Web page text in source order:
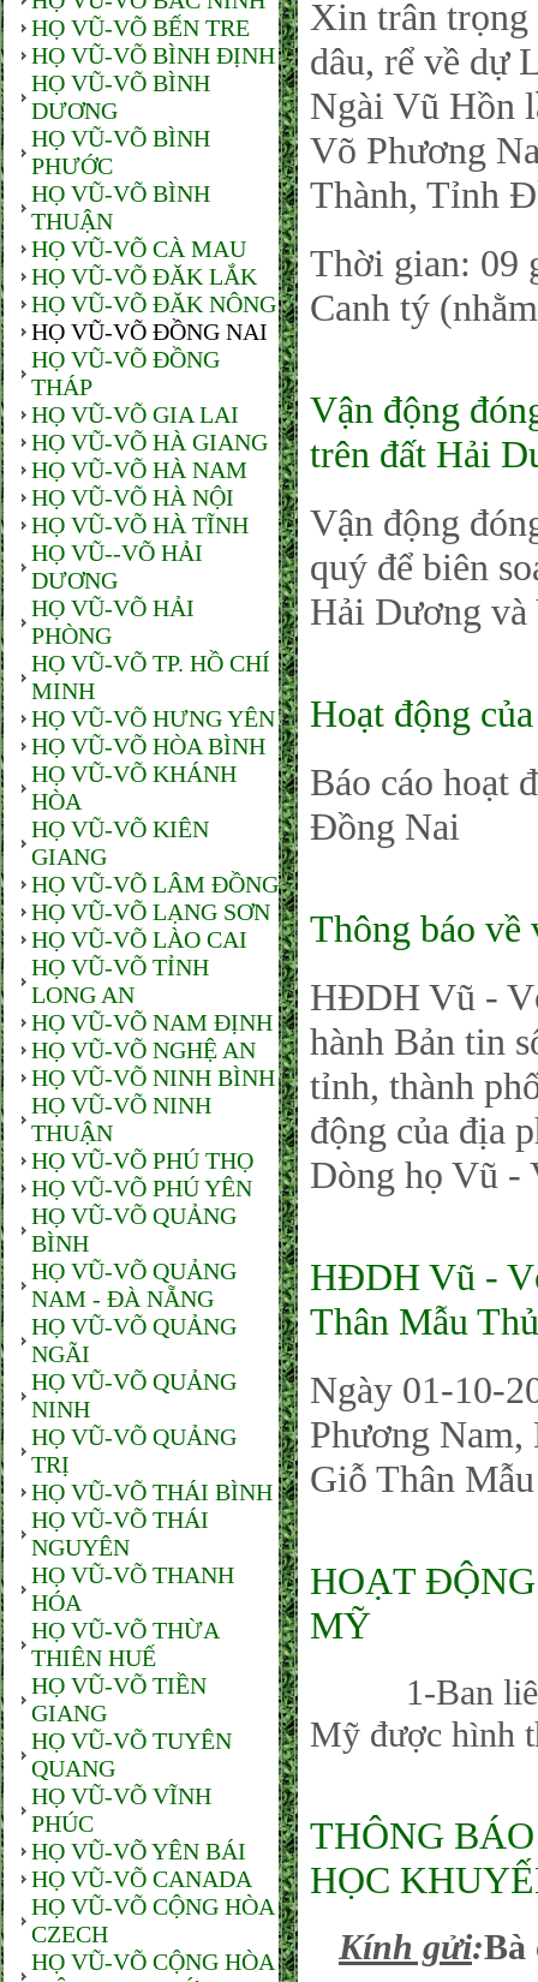
HỌ VŨ-VÕ BẾN TRE
HỌ VŨ-VÕ BÌNH ĐỊNH
HỌ VŨ-VÕ BÌNH
DƯƠNG
HỌ VŨ-VÕ BÌNH
PHƯỚC
HỌ VŨ-VÕ BÌNH
THUẬN
HỌ VŨ-VÕ CÀ MAU
HỌ VŨ-VÕ ĐĂK LẮK
HỌ VŨ-VÕ ĐĂK NÔNG
HỌ VŨ-VÕ ĐỒNG NAI
HỌ VŨ-VÕ ĐỒNG
THÁP
HỌ VŨ-VÕ GIA LAI
HỌ VŨ-VÕ HÀ GIANG
HỌ VŨ-VÕ HÀ NAM
HỌ VŨ-VÕ HÀ NỘI
HỌ VŨ-VÕ HÀ TĨNH
HỌ VŨ--VÕ HẢI
DƯƠNG
HỌ VŨ-VÕ HẢI
PHÒNG
HỌ VŨ-VÕ TP. HỒ CHÍ
MINH
HỌ VŨ-VÕ HƯNG YÊN
HỌ VŨ-VÕ HÒA BÌNH
HỌ VŨ-VÕ KHÁNH
HÒA
HỌ VŨ-VÕ KIÊN
GIANG
HỌ VŨ-VÕ LÂM ĐỒNG
HỌ VŨ-VÕ LẠNG SƠN
HỌ VŨ-VÕ LÀO CAI
HỌ VŨ-VÕ TỈNH
LONG AN
HỌ VŨ-VÕ NAM ĐỊNH
HỌ VŨ-VÕ NGHỆ AN
HỌ VŨ-VÕ NINH BÌNH
HỌ VŨ-VÕ NINH
THUẬN
HỌ VŨ-VÕ PHÚ THỌ
HỌ VŨ-VÕ PHÚ YÊN
HỌ VŨ-VÕ QUẢNG
BÌNH
HỌ VŨ-VÕ QUẢNG
NAM - ĐÀ NẴNG
HỌ VŨ-VÕ QUẢNG
NGÃI
HỌ VŨ-VÕ QUẢNG
NINH
HỌ VŨ-VÕ QUẢNG
TRỊ
HỌ VŨ-VÕ THÁI BÌNH
HỌ VŨ-VÕ THÁI
NGUYÊN
HỌ VŨ-VÕ THANH
HÓA
HỌ VŨ-VÕ THỪA
THIÊN HUẾ
HỌ VŨ-VÕ TIỀN
GIANG
HỌ VŨ-VÕ TUYÊN
QUANG
HỌ VŨ-VÕ VĨNH
PHÚC
HỌ VŨ-VÕ YÊN BÁI
HỌ VŨ-VÕ CANADA
HỌ VŨ-VÕ CỘNG HÒA
CZECH
HỌ VŨ-VÕ CỘNG HÒA
Xin trân trọng
dâu, rể về dự
Ngài Vũ Hồn
Võ Phương
Thành, Tỉnh
Thời gian: 09
Canh tý
Vận động
trên đất Hải
Vận động
quý để biên
Hải Dương
Hoạt động
Báo cáo hoạt
Đồng Nai
Thông báo về
HĐDH Vũ -
hành Bản tin
tỉnh, thành
động của địa
Dòng họ Vũ -
HĐDH Vũ -
Thân Mẫu
Ngày 01-10-
Phương
Giỗ Thân
HOẠT
MỸ
1-Ban liên
Mỹ được hình
THÔNG
HỌC
Kính gửi:Bà